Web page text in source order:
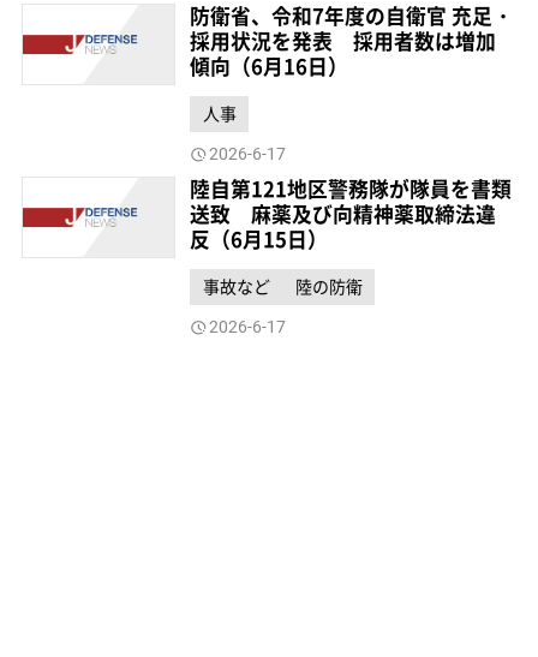
防衛省、令和7年度の自衛官 充足・
採用状況を発表 採用者数は増加
傾向（6月16日）
人事
2026-6-17
陸自第121地区警務隊が隊員を書類
送致 麻薬及び向精神薬取締法違
反（6月15日）
事故など 陸の防衛
2026-6-17